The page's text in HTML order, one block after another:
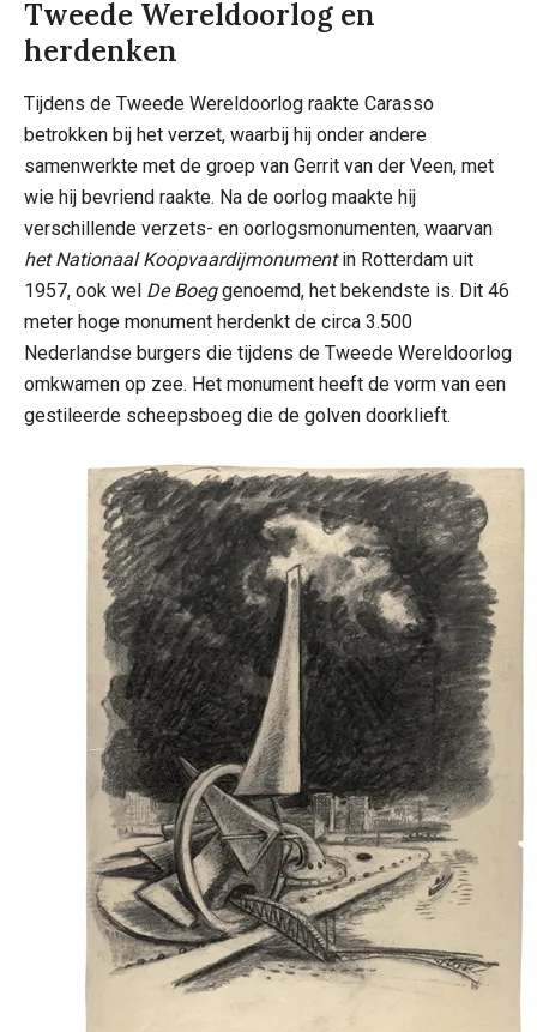
Tweede Wereldoorlog en
herdenken
Tijdens de Tweede Wereldoorlog raakte Carasso
betrokken bij het verzet, waarbij hij onder andere
samenwerkte met de groep van Gerrit van der Veen, met
wie hij bevriend raakte. Na de oorlog maakte hij
verschillende verzets- en oorlogsmonumenten, waarvan
het Nationaal Koopvaardijmonumentin Rotterdam uit
1957, ook wel De Boeggenoemd, het bekendste is. Dit 46
meter hoge monument herdenkt de circa 3.500
Nederlandse burgers die tijdens de Tweede Wereldoorlog
omkwamen op zee. Het monument heeft de vorm van een
gestileerde scheepsboeg die de golven doorklieft.